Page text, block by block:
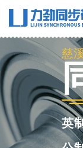
慈溪市力劲
工
带